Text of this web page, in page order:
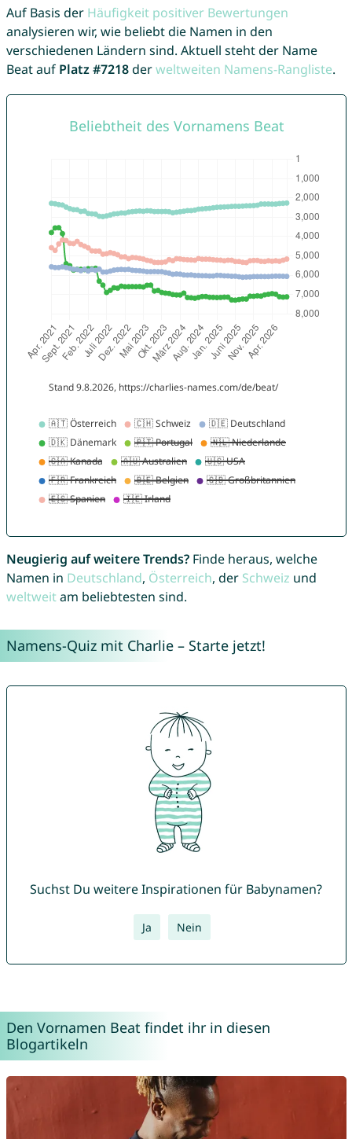
Auf Basis der Häufigkeit positiver Bewertungen
analysieren wir, wie beliebt die Namen in den
verschiedenen Ländern sind. Aktuell steht der Name
Beat auf Platz #7218derweltweiten Namens-Rangliste.
Neugierig auf weitere Trends?Finde heraus, welche
Namen in Deutschland, Österreich, der Schweiz und
weltweitam beliebtesten sind.
Namens-Quiz mit Charlie – Starte jetzt!
Suchst Du weitere Inspirationen für Babynamen?
Ja Nein
Den Vornamen Beat findet ihr in diesen
Blogartikeln